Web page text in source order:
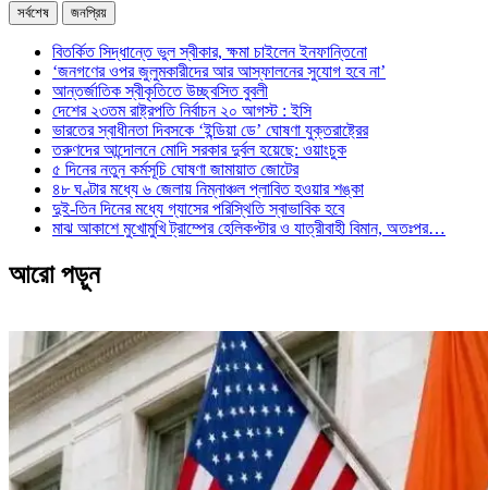
সর্বশেষ জনপ্রিয়
বিতর্কিত সিদ্ধান্তে ভুল স্বীকার, ক্ষমা চাইলেন ইনফান্তিনো
‘জনগণের ওপর জুলুমকারীদের আর আস্ফালনের সুযোগ হবে না’
আন্তর্জাতিক স্বীকৃতিতে উচ্ছ্বসিত বুবলী
দেশের ২৩তম রাষ্ট্রপতি নির্বাচন ২০ আগস্ট : ইসি
ভারতের স্বাধীনতা দিবসকে ‘ইন্ডিয়া ডে’ ঘোষণা যুক্তরাষ্ট্রের
তরুণদের আন্দোলনে মোদি সরকার দুর্বল হয়েছে: ওয়াংচুক
৫ দিনের নতুন কর্মসূচি ঘোষণা জামায়াত জোটের
৪৮ ঘণ্টার মধ্যে ৬ জেলায় নিম্নাঞ্চল প্লাবিত হওয়ার শঙ্কা
দুই-তিন দিনের মধ্যে গ্যাসের পরিস্থিতি স্বাভাবিক হবে
মাঝ আকাশে মুখোমুখি ট্রাম্পের হেলিকপ্টার ও যাত্রীবাহী বিমান, অতঃপর…
আরো পড়ুন